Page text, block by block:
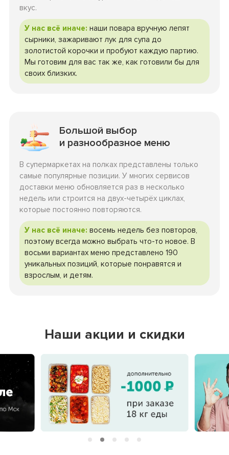
вкус.
У нас всё иначе: наши повара вручную лепят
сырники, зажаривают лук для супа до
золотистой корочки и пробуют каждую партию.
Мы готовим для вас так же, как готовили бы для
своих близких.
Большой выбор
и разнообразное меню
В супермаркетах на полках представлены только
самые популярные позиции. У многих сервисов
доставки меню обновляется раз в несколько
недель или строится на двух-четырёх циклах,
которые постоянно повторяются.
У нас всё иначе: восемь недель без повторов,
поэтому всегда можно выбрать что-то новое. В
восьми вариантах меню представлено 190
уникальных позиций, которые понравятся и
взрослым, и детям.
Наши акции и скидки